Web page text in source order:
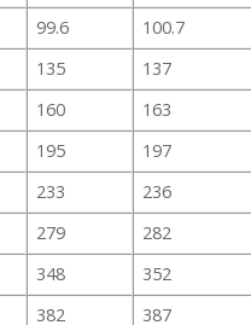
99.6
100.7
135
137
160
163
195
197
233
236
279
282
348
352
382
387